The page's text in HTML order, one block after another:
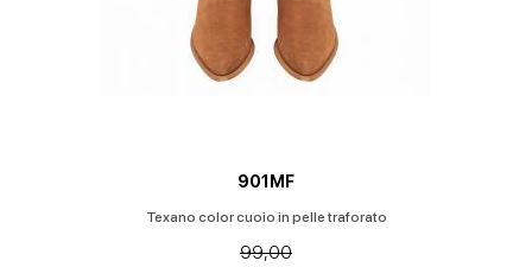
901MF
Texano color cuoio in pelle traforato
99,00